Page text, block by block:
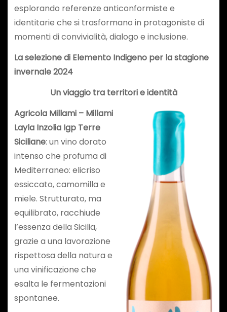
esplorando referenze anticonformiste e
identitarie che si trasformano in protagoniste di
momenti di convivialità, dialogo e inclusione.
La selezione di Elemento Indigeno per la stagione
invernale 2024
Un viaggio tra territori e identità
Agricola Millami – Millami
Layla Inzolia Igp Terre
Siciliane: un vino dorato
intenso che profuma di
Mediterraneo: elicriso
essiccato, camomilla e
miele. Strutturato, ma
equilibrato, racchiude
l’essenza della Sicilia,
grazie a una lavorazione
rispettosa della natura e
una vinificazione che
esalta le fermentazioni
spontanee.